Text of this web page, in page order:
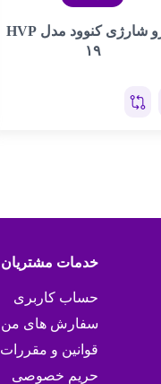
جارو شارژی کنوود مدل HVP
۱۹
خدمات مشتریان
حساب کاربری
سفارش های من
قوانین و مقررات
حریم خصوصی